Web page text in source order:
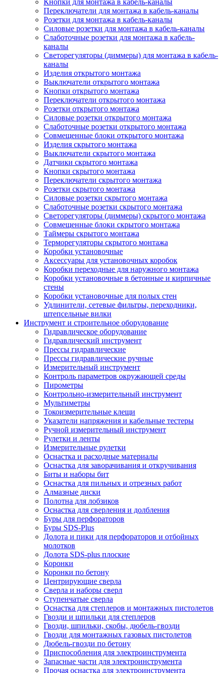
Кнопки для монтажа в кабель-каналы
Переключатели для монтажа в кабель-каналы
Розетки для монтажа в кабель-каналы
Силовые розетки для монтажа в кабель-каналы
Слаботочные розетки для монтажа в кабель-
каналы
Светорегуляторы (диммеры) для монтажа в кабель-
каналы
Изделия открытого монтажа
Выключатели открытого монтажа
Кнопки открытого монтажа
Переключатели открытого монтажа
Розетки открытого монтажа
Силовые розетки открытого монтажа
Слаботочные розетки открытого монтажа
Совмещенные блоки открытого монтажа
Изделия скрытого монтажа
Выключатели скрытого монтажа
Датчики скрытого монтажа
Кнопки скрытого монтажа
Переключатели скрытого монтажа
Розетки скрытого монтажа
Силовые розетки скрытого монтажа
Слаботочные розетки скрытого монтажа
Светорегуляторы (диммеры) скрытого монтажа
Совмещенные блоки скрытого монтажа
Таймеры скрытого монтажа
Терморегуляторы скрытого монтажа
Коробки установочные
Аксессуары для установочных коробок
Коробки переходные для наружного монтажа
Коробки установочные в бетонные и кирпичные
стены
Коробки установочные для полых стен
Удлинители, сетевые фильтры, переходники,
штепсельные вилки
Инструмент и строительное оборудование
Гидравлическое оборудование
Гидравлический инструмент
Прессы гидравлические
Прессы гидравлические ручные
Измерительный инструмент
Контроль параметров окружающей среды
Пирометры
Контрольно-измерительный инструмент
Мультиметры
Токоизмерительные клещи
Указатели напряжения и кабельные тестеры
Ручной измерительный инструмент
Рулетки и ленты
Измерительные рулетки
Оснастка и расходные материалы
Оснастка для заворачивания и откручивания
Биты и наборы бит
Оснастка для пильных и отрезных работ
Алмазные диски
Полотна для лобзиков
Оснастка для сверления и долбления
Буры для перфораторов
Буры SDS-Plus
Долота и пики для перфораторов и отбойных
молотков
Долота SDS-plus плоские
Коронки
Коронки по бетону
Центрирующие сверла
Сверла и наборы сверл
Ступенчатые сверла
Оснастка для степлеров и монтажных пистолетов
Гвозди и шпильки для степлеров
Гвозди, шпильки, скобы, дюбель-гвозди
Гвозди для монтажных газовых пистолетов
Дюбель-гвозди по бетону
Приспособления для электроинструмента
Запасные части для электроинструмента
Прочая оснастка для электроинструмента